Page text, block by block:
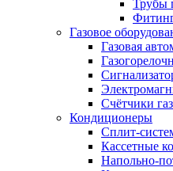
Трубы
Газовое
Газовая
Счётчики
Кондиционеры
Сплит-
Кассетные
Напольно-